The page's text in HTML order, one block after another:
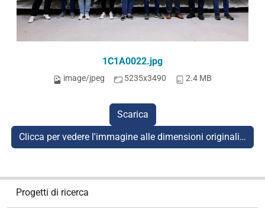
1C1A0022.jpg
image/jpeg 5235x3490 2.4 MB
Scarica
Clicca per vedere l'immagine alle dimensioni originali…
Progetti di ricerca